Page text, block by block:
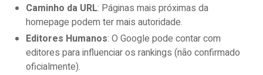
Caminho da URL: Páginas mais próximas da
homepage podem ter mais autoridade.
Editores Humanos: O Google pode contar com
editores para influenciar os rankings (não confirmado
oficialmente).